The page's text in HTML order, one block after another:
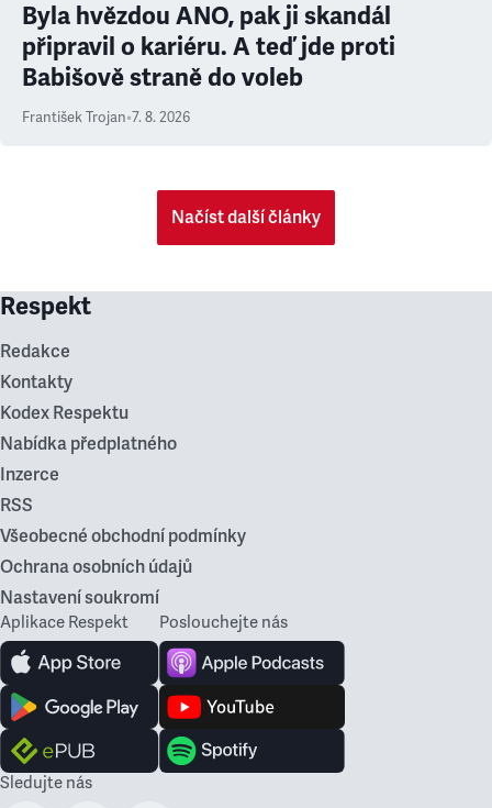
Byla hvězdou ANO, pak ji skandál
připravil o kariéru. A teď jde proti
Babišově straně do voleb
František Trojan•7. 8. 2026
Načíst další články
Respekt
Redakce
Kontakty
Kodex Respektu
Nabídka předplatného
Inzerce
RSS
Všeobecné obchodní podmínky
Ochrana osobních údajů
Nastavení soukromí
Aplikace Respekt Poslouchejte nás
Sledujte nás